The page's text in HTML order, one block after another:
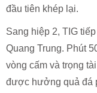
đầu tiên khép lại.
Sang hiệp 2, TIG
Quang Trung. Phút
vòng cấm và trọng
được hưởng quả đá